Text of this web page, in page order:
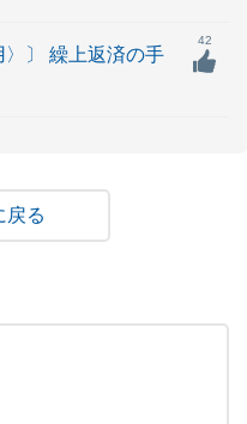
〉〕 繰上返済の手
42
戻る